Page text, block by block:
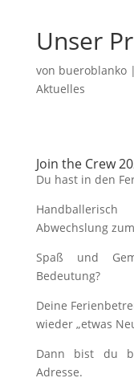
Unser
von bueroblanko|
Aktuelles
Join the Crew
Du hast in den
Abwechslung
Spaß und
Bedeutung?
Deine
wieder „etwas
Dann bist du
Adresse.